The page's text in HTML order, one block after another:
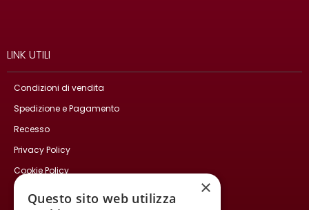
LINK UTILI
Condizioni di vendita
Spedizione e Pagamento
Recesso
Privacy Policy
Cookie Policy
×
Questo sito web utilizza